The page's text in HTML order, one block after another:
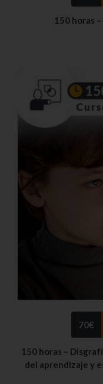
150 horas
70€
150 horas –
del aprendizaje y